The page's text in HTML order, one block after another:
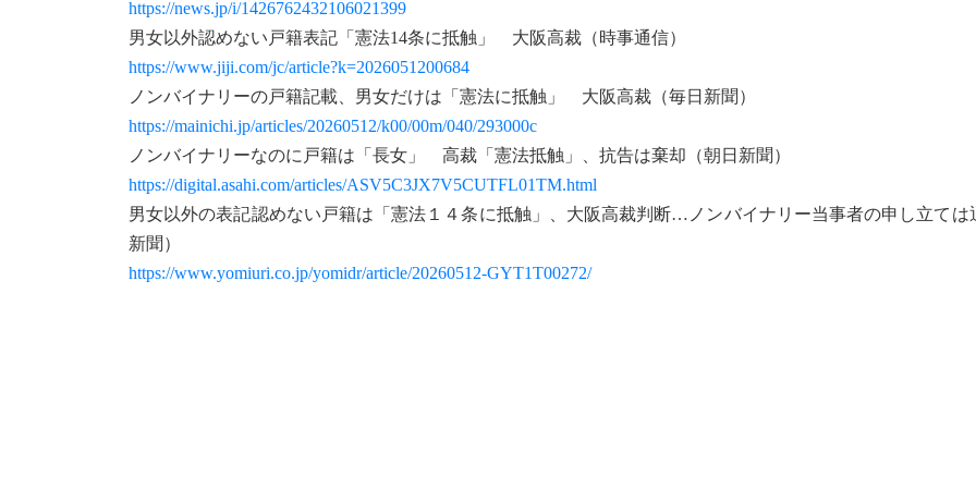
https://news.jp/i/1426762432106021399
男女以外認めない戸籍表記「憲法14条に抵触」 大阪高裁（時事通信）
https://www.jiji.com/jc/article?k=2026051200684
ノンバイナリーの戸籍記載、男女だけは「憲法に抵触」 大阪高裁（毎日新聞）
https://mainichi.jp/articles/20260512/k00/00m/040/293000c
ノンバイナリーなのに戸籍は「長女」 高裁「憲法抵触」、抗告は棄却（朝日新聞）
https://digital.asahi.com/articles/ASV5C3JX7V5CUTFL01TM.html
男女以外の表記認めない戸籍は「憲法１４条に抵触」、大阪高裁判断…ノンバイナリー当事者の申し立ては
新聞）
https://www.yomiuri.co.jp/yomidr/article/20260512-GYT1T00272/